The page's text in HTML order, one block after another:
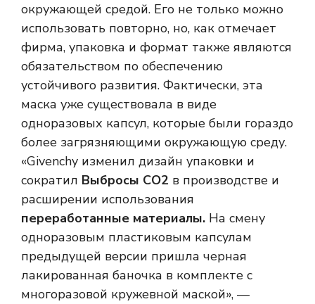
окружающей средой. Его не только можно
использовать повторно, но, как отмечает
фирма, упаковка и формат также являются
обязательством по обеспечению
устойчивого развития. Фактически, эта
маска уже существовала в виде
одноразовых капсул, которые были гораздо
более загрязняющими окружающую среду.
«Givenchy изменил дизайн упаковки и
сократил Выбросы CO2 в производстве и
расширении использования
переработанные материалы. На смену
одноразовым пластиковым капсулам
предыдущей версии пришла черная
лакированная баночка в комплекте с
многоразовой кружевной маской», —